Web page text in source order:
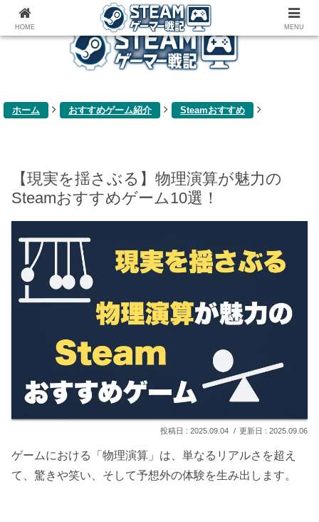
ゲーム関連雑記ブログ
ホーム おすすめゲーム紹介 Steamおすすめ
【現実を揺さぶる】物理演算が魅力の
Steamおすすめゲーム10選！
2025.09.04 2025.09.06
ゲームにおける「物理演算」は、単なるリアルさを超え
て、驚きや笑い、そして予想外の体験を生み出します。
HOME MENU